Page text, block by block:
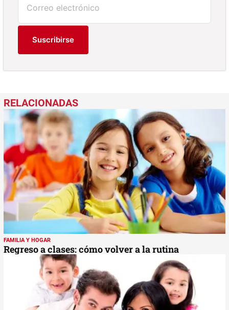
Suscribirse
FAMILIA Y HOGAR
Regreso a clases: cómo volver a la rutina